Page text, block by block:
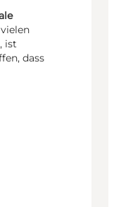
ist
dass